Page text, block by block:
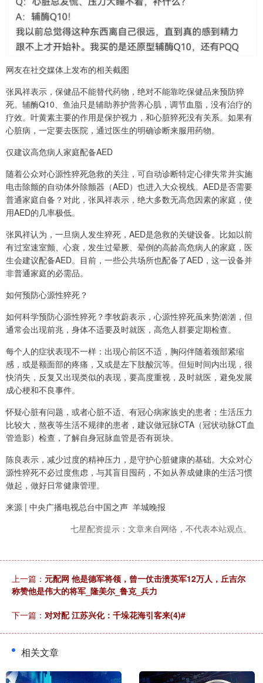
网友在社交媒体上发布的相关截图
张凤祥表示，保健品不能替代药物，绝对不能靠吃保健品来预防猝
死。辅酶Q10、鱼油只是辅助养护营养心肌，调节血脂，没有治疗的
疗效。叶黄素主要的作用是保护视力，和心脏猝死没有关系。如果有
心脏病，一定要去医院，通过医生的明确诊断来服用药物。
仅建议高危病人家庭配备AED
随着公众对心源性猝死急救的关注，可自动诊断特定心律失常并实施
电击除颤的自动体外除颤器（AED）也进入大众视线。AED是否需要
普通家庭自备？对此，张凤祥表示，绝大多数无高危因素的家庭，使
用AED的几率极低。
张凤祥认为，一旦病人发生猝死，AED是急救的关键设备。比如以前
有过室速室颤、心衰，发生过晕厥、晕倒的高龄高危病人的家庭，医
生会建议配备AED。目前，一些公共场所也配备了AED，这一设备并
非普通家庭的必需品。
如何预防心源性猝死？
如何科学预防心源性猝死？李牧蔚表示，心源性猝死虽来势汹汹，但
通常会出现前兆，身体不适要及时就医，高危人群要定期检查。
每个人的症状表现不一样：出现心前区不适，胸闷伴随着颈部紧缩
感，或是额面部的疼痛，又或是左下肢酸沉等。但短时间内出现，很
快消失，反复又出现类似的表现，要高度重视，及时就医，避免发展
成心梗和不良事件。
怀疑心脏有问题，或者心脏不适、有冠心病家族史的患者；生活压力
比较大，熬夜等生活不规律的患者，建议做冠脉CTA（冠状动脉CT血
管造影）检查，了解自身冠脉血管是否有斑块。
陈良表示，减少过度的精神压力，是守护心脏健康的基础。大众对心
源性猝死不必过度焦虑，与其盲目囤药，不如从养成健康的生活习惯
做起，做好日常健康管理。
来源 | 中央广播电视总台中国之声 羊城晚报
七星配资提示：文章来自网络，不代表本站观点。
上一篇： 元配网 他是德军将领，曾一仗击溃英军12万人，丘吉尔
称赞他是伟大的将军_隆美尔_鲁克_兵力
下一篇： 对对配 江苏兴化：千垛花海引客来(4)#
相关文章